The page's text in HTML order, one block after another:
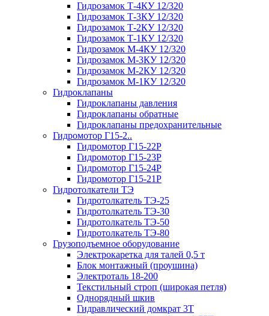
Гидрозамок Т-4КУ 12/320
Гидрозамок Т-3КУ 12/320
Гидрозамок Т-2КУ 12/320
Гидрозамок Т-1КУ 12/320
Гидрозамок М-4КУ 12/320
Гидрозамок М-3КУ 12/320
Гидрозамок М-2КУ 12/320
Гидрозамок М-1КУ 12/320
Гидроклапаны
Гидроклапаны давления
Гидроклапаны обратные
Гидроклапаны предохранительные
Гидромотор Г15-2..
Гидромотор Г15-22Р
Гидромотор Г15-23Р
Гидромотор Г15-24Р
Гидромотор Г15-21Р
Гидротолкатели ТЭ
Гидротолкатель ТЭ-25
Гидротолкатель ТЭ-30
Гидротолкатель ТЭ-50
Гидротолкатель ТЭ-80
Грузоподъемное оборудование
Электрокаретка для талей 0,5 т
Блок монтажный (проушина)
Электроталь 18-200
Текстильный строп (широкая петля)
Однорядный шкив
Гидравлический домкрат 3T